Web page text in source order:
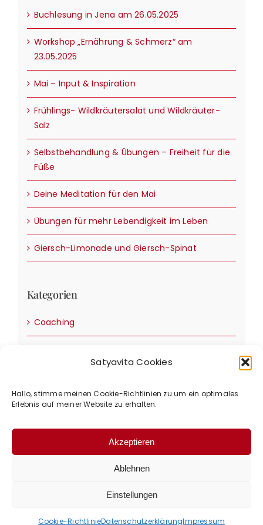
Satyavita Cookies
Hallo, stimme meinen Cookie-Richtlinien zu um ein optimales
Erlebnis auf meiner Website zu erhalten.
Akzeptieren
Ablehnen
Einstellungen
Cookie-RichtlinieDatenschutzerklärungImpressum
Buchlesung in Jena am 26.05.2025
Workshop „Ernährung & Schmerz“ am
23.05.2025
Mai – Input & Inspiration
Frühlings- Wildkräutersalat und Wildkräuter-
Salz
Selbstbehandlung & Übungen – Freiheit für die
Füße
Deine Meditation für den Mai
Übungen für mehr Lebendigkeit im Leben
Giersch-Limonade und Giersch-Spinat
Kategorien
Coaching
Input & Inspiration
Meditation
Übungen & Selbstbehandlung
© 2017 – 2025 Satyavita – Ivonne von Morsdorf |